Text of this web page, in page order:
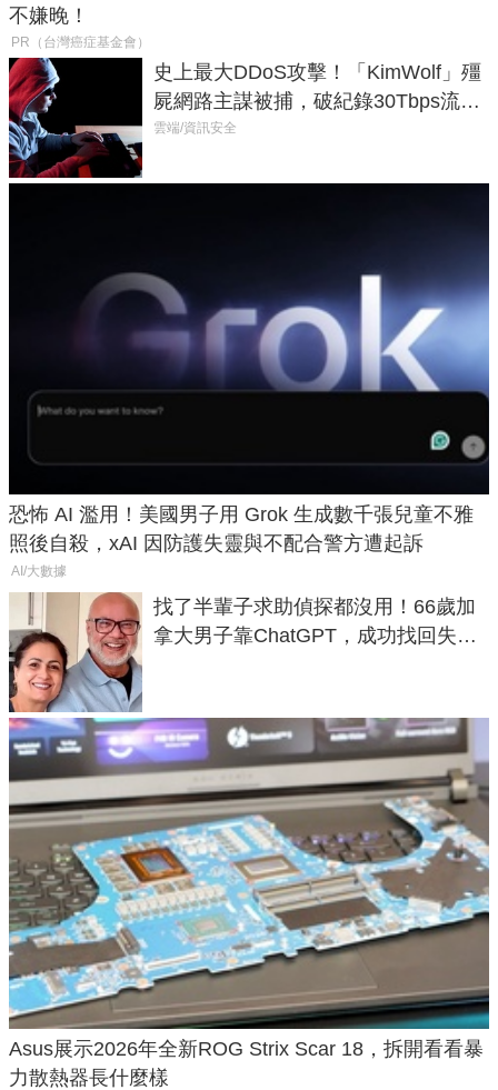
不嫌晚！
PR（台灣癌症基金會）
史上最大DDoS攻擊！「KimWolf」殭
屍網路主謀被捕，破紀錄30Tbps流量
癱瘓全球！
雲端/資訊安全
恐怖 AI 濫用！美國男子用 Grok 生成數千張兒童不雅
照後自殺，xAI 因防護失靈與不配合警方遭起訴
AI/大數據
找了半輩子求助偵探都沒用！66歲加
拿大男子靠ChatGPT，成功找回失散
Asus展示2026年全新ROG Strix Scar 18，拆開看看暴
力散熱器長什麼樣